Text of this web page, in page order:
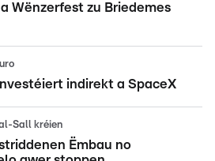
Wënzerfest zu Briedemes
indirekt a SpaceX
Sall kréien
Ëmbau no